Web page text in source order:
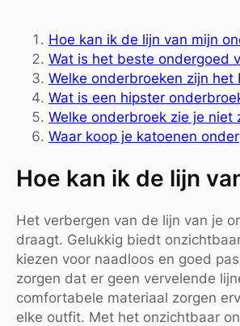
Hoe kan ik de lijn van mijn
Wat is het beste ondergoed
Welke onderbroeken zijn het
Wat is een hipster
Welke onderbroek zie je niet
Waar koop je katoenen
Hoe kan ik de lijn
Het verbergen van de lijn van je
draagt. Gelukkig biedt
kiezen voor naadloos en goed
zorgen dat er geen vervelende
comfortabele materiaal zorgen
elke outfit. Met het onzichtbaar